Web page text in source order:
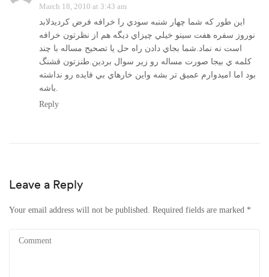
March 18, 2010 at 3:43 am
اين طور كه شما چهار شنبه سودي را خرافه فرض كرديدلابد
نوروز سفره هفت سينو خيلي چيزاي ديگه هم از نظرتون خرافه
است نه نماد.شما بجاي دادن راه حل يا تصحيح مساله با چند
كلمه ي بيجا صورت مساله رو زير سوال بردين.طنزتون قشنگ
بود اما اميدوارم عميق تر بشه واين خارهاي بي فايده رو نداشته
باشه.
Reply
Leave a Reply
Your email address will not be published. Required fields are marked *